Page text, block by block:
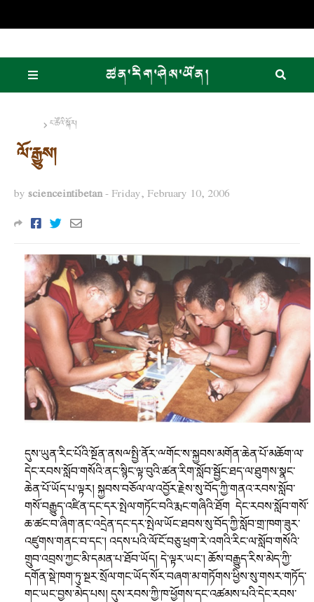
ང་ཚོའི་སྐོར།
ལོ་རྒྱུས།
by scienceintibetan- Friday, February 10, 2006
དུས་ཡུན་རིང་པོའི་སྔོན་ནསྋསྤྱི་ནོར་ྋགོང་ས་སྐྱབས་མགོན་ཆེན་པོ་མཆོག་ལ་
དེང་རབས་སློབ་གསོའི་ནང་སྙིང་ལྟ་བུའི་ཚན་རིག་སློབ་སྦྱོང་ཐད་ལ་ཐུགས་སྣང་
ཆེན་པོ་ཡོད་པ་ལྟར། སྐྱབས་བཅོལ་ལ་འབྱོར་རྗེས་སུ་བོད་ཀྱི་གནའ་རབས་སློབ་
གསོ་བརྒྱུད་འཛིན་དང་དར་སྤེལ་གཏོང་བའི་རྨང་གཞིའི་ཐོག དེང་རབས་སློབ་གསོ་
ཆ་ཚང་བ་ཞིག་ནང་འདྲེན་དང་དར་སྤེལ་ཡོང་ཐབས་སུ་བོད་ཀྱི་སློབ་གྲ་ཁག་ཟུར་
འཛུགས་གནང་བ་དང༌། འདས་པའི་ལོ་ངོ་བཅུ་ཕྲག་རེ་འགའི་རིང་ལ་སློབ་གསོའི་
གྲུབ་འབྲས་ཀྱང་མི་དམན་པ་ཐོབ་ཡོད། དེ་ལྟར་ཡང༌། ཆོས་བརྒྱུད་རིས་མེད་ཀྱི་
དགོན་སྡེ་ཁག་ཏུ་སྔར་སྲོལ་གང་ཡོད་སོར་བཞག་མ་གཏོགས་ཕྱིས་སུ་གསར་གཏོད་
གང་ཡང་བྱས་མེད་པས། དུས་རབས་ཀྱི་ཁ་ཕྱོགས་དང་འཚམས་པའི་དེང་རབས་